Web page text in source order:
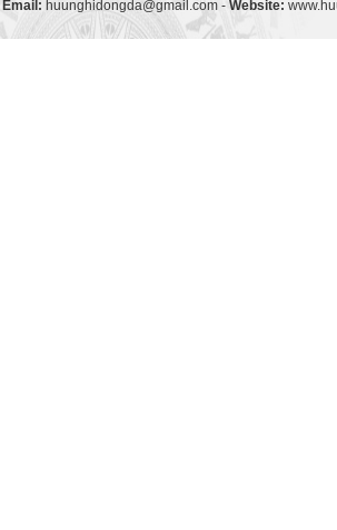
Email: huunghidongda@gmail.com - Website: